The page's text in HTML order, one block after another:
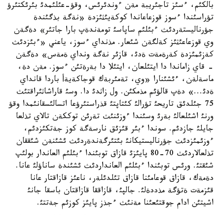
بالكئم، ءسئز تاجئريبة مةن ءوندئرئس، وقؤ-عئلئمدئ بئرئكتئرؤ
تؤراسئندا ءسوز قوزعاعاندا كوكةيئثئزدة «نةگة بذگئندة
جؤرناليستةردئث ءبئلئم ساپاسئ تومةندةپ بارا جاتئر» دةگةن
وي قوزعاعئثئز كةلگةن شئعار. مذنداي ءسوز، ياعني «ءبئزدئث
كةزئمئزدة كةرةمةت ةدئ، قازئر نةگة ونداي ةمةس» دةگةن
- قاي زاماندا دا ايتئلعان، ايتئلا دا بةرةتئن ءسوز. مةن دة،
ماسةلةن، ءئشئنارا «وي، تةمئربةك قوجاكةيةأ باردا قانداي
ةدئ...» دةپ قالؤئم مذمكئن. ول زاثدئ دا. وسئ قاراشاثئراقتئث
75 جئلدئق تاريحئ تؤرالئ كئتاپتئ قذراستئرؤعا اتسالئسقانئمدا وقؤ
ورنئ اشئلعالئ بةرئ وسئندا ءوزئنئث تةرئن توككةن تالاي تذلعا
جايلئ جازدئم. سوندا ءبئر قئزئق نارسةگة كوز جةتكئزدئم،
ءوزئمئزدئث جؤرناليستيكانئ بئتئرگةندةردئث ئشئنةن شئققان
تذلعالاردئث 70-80 پايئزئ قازاق توبئندا ءبئلئم العاندار بولئپ
شئقتئ. ورئس توبئندا ءبئلئم العانداردئث ئشئندة ساناؤلئ عانا.
دةمةك، قازاق قوعامئنا قازاق تئلدئلةر، ناعئز قازاقتار عانا
قئزمةت ةتؤگة مذددةلئ. جالپئ، قازاققا قازاقتان باسقا جانئ
اشيتئن ادام جوقتئعئنا مةنئث ءجذز پايئز كوزئم جةتتئ.